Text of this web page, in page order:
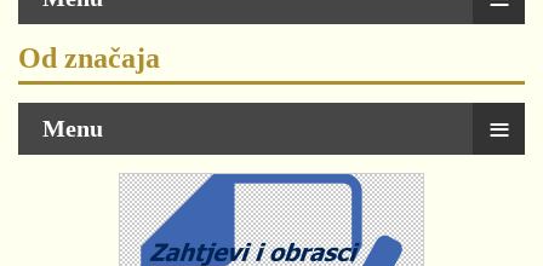
Od značaja
Menu ≡